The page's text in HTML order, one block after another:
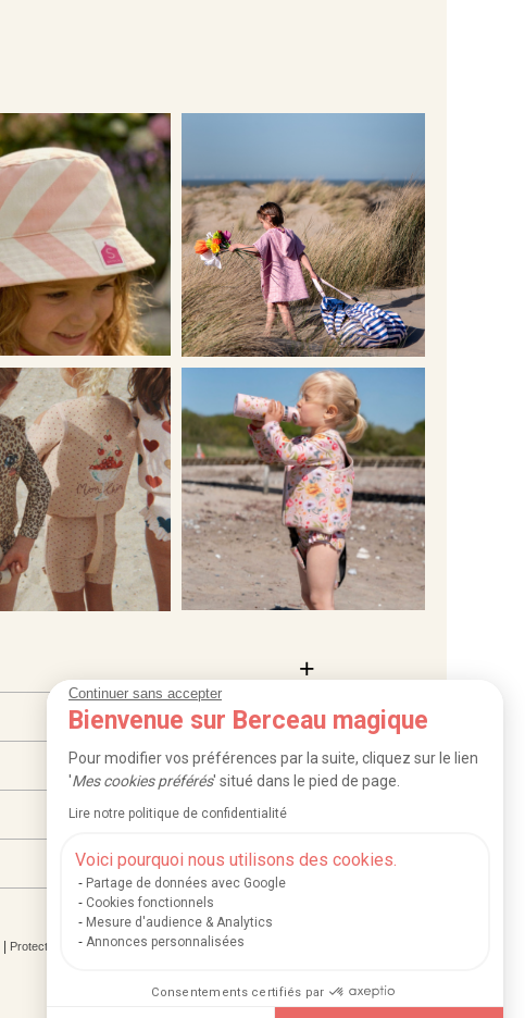
Continuer sans accepter
Bienvenue sur Berceau magique
Pour modifier vos préférences par la suite, cliquez sur le lien
'Mes cookies préférés' situé dans le pied de page.
Lire notre politique de confidentialité
Voici pourquoi nous utilisons des cookies.
Partage de données avec Google
Cookies fonctionnels
Mesure d'audience & Analytics
Annonces personnalisées
Consentements certifiés par
Protection des données|Mentions légales et crédits